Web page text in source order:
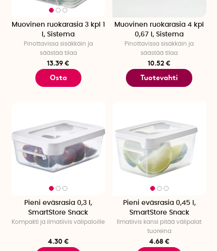
Muovinen ruokarasia 3 kpl 1
l, Sistema
Pinottavissa sisäkkäin ja
säästää tilaa
13.39 €
Osta
Muovinen ruokarasia 4 kpl
0,67 l, Sistema
Pinottavissa sisäkkäin ja
säästää tilaa
10.52 €
Tuotevahti
Pieni eväsrasia 0,3 l,
SmartStore Snack
Kompakti ja ilmatiivis välipaloille
4.30 €
Pieni eväsrasia 0,45 l,
SmartStore Snack
Ilmatiivis kansi pitää välipalat
tuoreina
4.68 €